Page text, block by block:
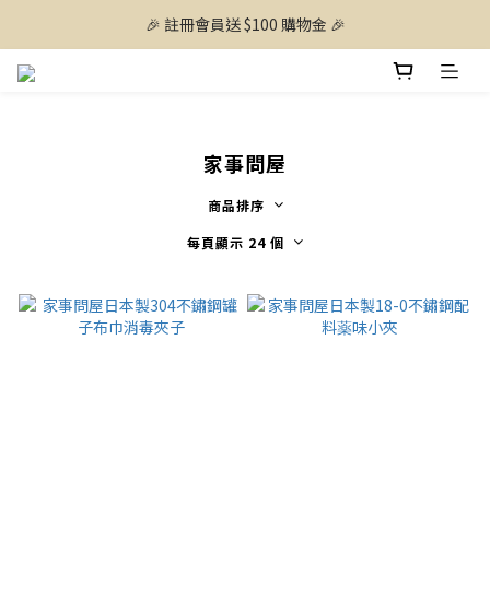
🎉 註冊會員送 $100 購物金 🎉
家事問屋
商品排序
每頁顯示 24 個